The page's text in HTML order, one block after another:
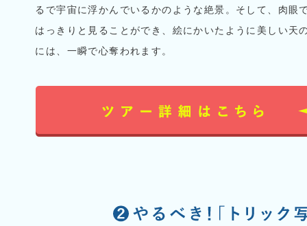
るで宇宙に浮かんでいるかのような絶景。そして、肉眼
はっきりと見ることができ、絵にかいたように美しい天
には、一瞬で心奪われます。